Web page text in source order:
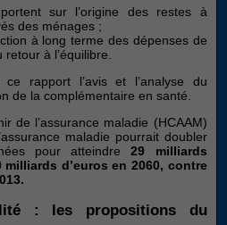
sur l’origine des restes à
des ménages ;
à long terme des dépenses de
à l’équilibre.
rapport l’avis et l’analyse du
de la complémentaire en santé.
de l’assurance maladie (HCAAM)
maladie pourrait doubler
pour atteindre29 milliards
milliards d’euros en 2060, contre
: les propositions du